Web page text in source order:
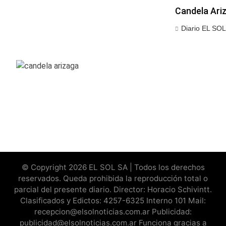
Candela
Diario EL SOL
© Copyright 2026 EL SOL SA | Todos los derechos
reservados. Queda prohibida la reproducción total o
parcial del presente diario. Director: Horacio Schivintt.
Clasificados y Edictos: 4257-6325 Interno 101 Mail:
recepcion@elsolnoticias.com.ar Publicidad:
publicidad@elsolnoticias.com.ar Funciona gracias a